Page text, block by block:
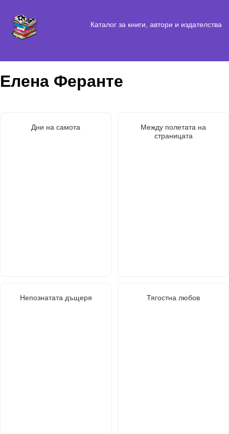
Каталог за книги, автори и издателства
Елена Феранте
Дни на самота
Между полетата на
страницата
Непознатата дъщеря Тягостна любов